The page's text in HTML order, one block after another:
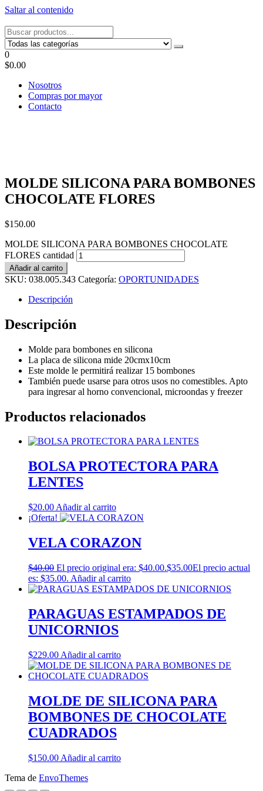
Saltar al contenido
Tel: 22087679 – Cel: 097 822122 – Joaquín Requena 2459
0
$0.00
Nosotros
Compras por mayor
Contacto
MOLDE SILICONA PARA BOMBONES
CHOCOLATE FLORES
$150.00
MOLDE SILICONA PARA BOMBONES CHOCOLATE
FLORES cantidad
Añadir al carrito
SKU: 038.005.343 Categoría: OPORTUNIDADES
Descripción
Descripción
Molde para bombones en silicona
La placa de silicona mide 20cmx10cm
Este molde le permitirá realizar 15 bombones
También puede usarse para otros usos no comestibles. Apto
para ingresar al horno convencional, microondas y freezer
Productos relacionados
BOLSA PROTECTORA PARA
LENTES
$20.00 Añadir al carrito
¡Oferta!
VELA CORAZON
$40.00 El precio original era: $40.00.$35.00El precio actual
es: $35.00. Añadir al carrito
PARAGUAS ESTAMPADOS DE
UNICORNIOS
$229.00 Añadir al carrito
MOLDE DE SILICONA PARA
BOMBONES DE CHOCOLATE
CUADRADOS
$150.00 Añadir al carrito
Tema de EnvoThemes